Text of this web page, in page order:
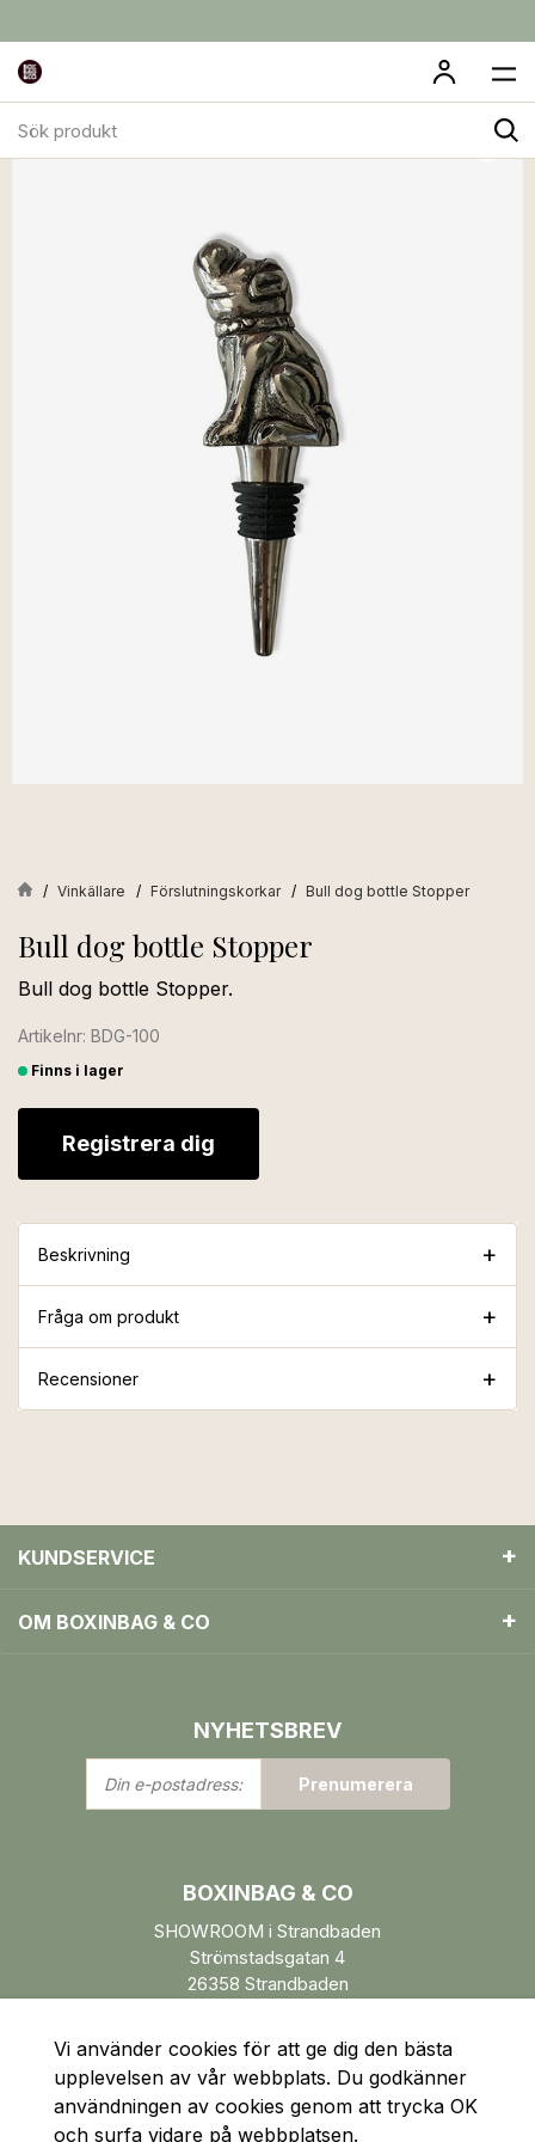
produkt
Vinkällare Förslutningskorkar Bull dog bottle Stopper
Bull dog bottle Stopper
Bull dog bottle Stopper.
Artikelnr: BDG-100
Finns i lager
Registrera dig
Beskrivning
Fråga om produkt
Recensioner
KUNDSERVICE
OM BOXINBAG & CO
NYHETSBREV
Din
e-
Prenumerera
BOXINBAG & CO
SHOWROOM i Strandbaden
Strömstadsgatan 4
26358 Strandbaden
Vi använder cookies för att ge dig den bästa
upplevelsen av vår webbplats. Du godkänner
användningen av cookies genom att trycka OK
och surfa vidare på webbplatsen.